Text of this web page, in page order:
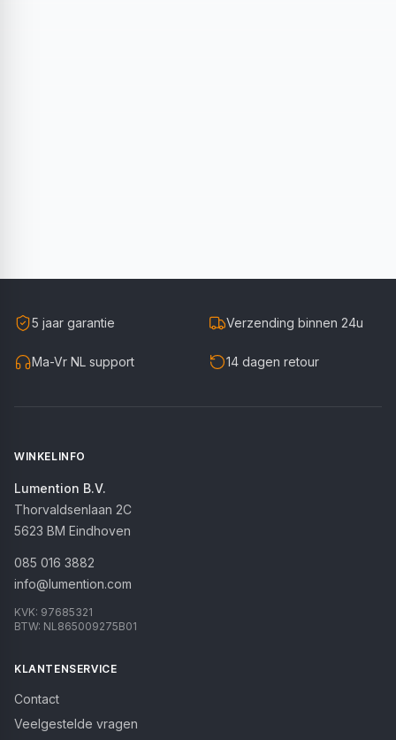
5 jaar garantie Verzending binnen 24u
Ma-Vr NL support 14 dagen retour
WINKELINFO
Lumention B.V.
Thorvaldsenlaan 2C
5623 BM Eindhoven
085 016 3882
info@lumention.com
KVK: 97685321
BTW: NL865009275B01
KLANTENSERVICE
Contact
Veelgestelde vragen